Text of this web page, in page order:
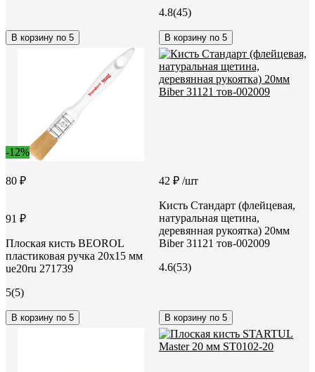
В корзину по 5
4.8(45)
В корзину по 5
-12%
80 ₽
91 ₽
Плоская кисть BEOROL
пластиковая ручка 20x15 мм
ue20ru 271739
5(5)
В корзину по 5
42 ₽ /шт
Кисть Стандарт (флейцевая,
натуральная щетина,
деревянная рукоятка) 20мм
Biber 31121 тов-002009
4.6(53)
В корзину по 5